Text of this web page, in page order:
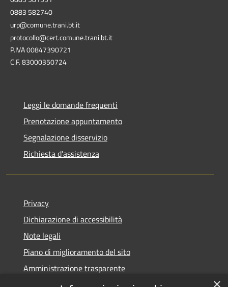
0883 582740
urp@comune.trani.bt.it
protocollo@cert.comune.trani.bt.it
P.IVA 00847390721
C.F. 83000350724
Leggi le domande frequenti
Prenotazione appuntamento
Segnalazione disservizio
Richiesta d'assistenza
Privacy
Dichiarazione di accessibilità
Note legali
Piano di miglioramento del sito
Amministrazione trasparente
Albo Pretorio